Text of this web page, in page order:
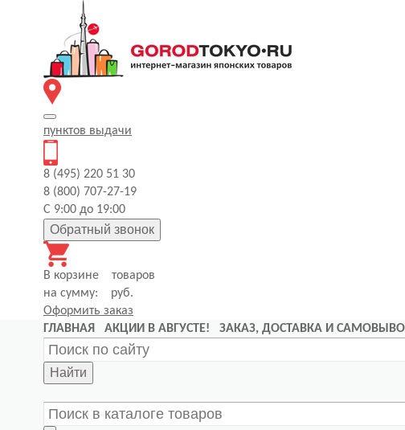
пунктов выдачи
8 (495) 220 51 30
8 (800) 707-27-19
С 9:00 до 19:00
Обратный звонок
В корзине
товаров
на сумму:
руб.
Оформить заказ
ГЛАВНАЯ
АКЦИИ В АВГУСТЕ! ЗАКАЗ, ДОСТАВКА И
Найти